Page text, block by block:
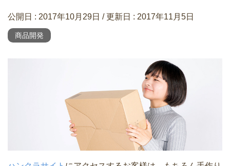
公開日 : 2017年10月29日 / 更新日 : 2017年11月5日
商品開発